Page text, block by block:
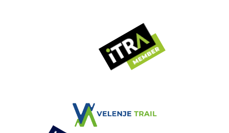
VELENJE TRAIL
Zimska tekaška avantura
ČASOVNICA DOGODKA
NOVICE